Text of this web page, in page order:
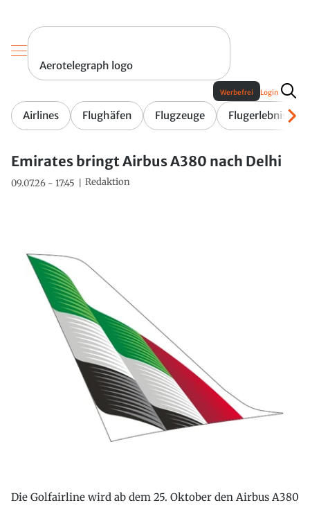
Aerotelegraph logo
Airlines Flughäfen Flugzeuge Flugerlebnis
Werbefrei Login
Emirates bringt Airbus A380 nach Delhi
09.07.26 - 17:45 Redaktion
Die Golfairline wird ab dem 25. Oktober den Airbus A380